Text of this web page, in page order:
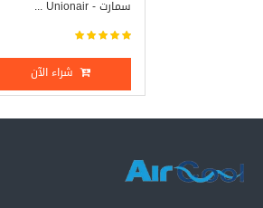
سمارت - Unionair ...
شراء الآن